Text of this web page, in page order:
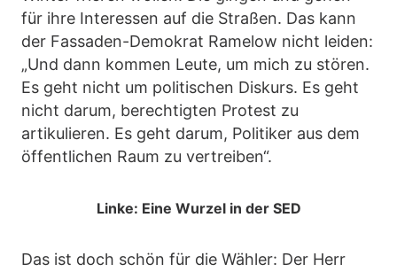
für ihre Interessen auf die Straßen. Das kann
der Fassaden-Demokrat Ramelow nicht leiden:
„Und dann kommen Leute, um mich zu stören.
Es geht nicht um politischen Diskurs. Es geht
nicht darum, berechtigten Protest zu
artikulieren. Es geht darum, Politiker aus dem
öffentlichen Raum zu vertreiben“.
Linke: Eine Wurzel in der SED
Das ist doch schön für die Wähler: Der Herr